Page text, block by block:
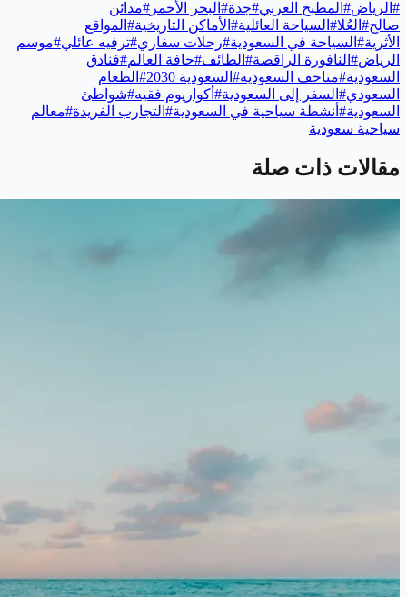
# الرياض# المطبخ العربي#جدة# البحر الأحمر #مدائن
صالح# العُلا# السياحة العائلية# الأماكن التاريخية# المواقع
الأثرية# السياحة في السعودية#رحلات سفاري#ترفيه عائلي#موسم
الرياض# النافورة الراقصة# الطائف#حافة العالم#فنادق
السعودية#متاحف السعودية# السعودية 2030 # الطعام
السعودي# السفر إلى السعودية# أكواريوم فقيه#شواطئ
السعودية# أنشطة سياحية في السعودية# التجارب الفريدة#معالم
سياحية سعودية
مقالات ذات صلة